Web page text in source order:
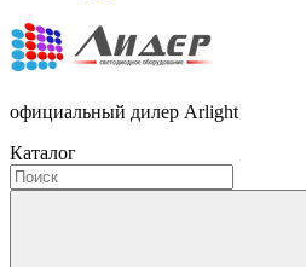
официальный дилер Arlight
Каталог